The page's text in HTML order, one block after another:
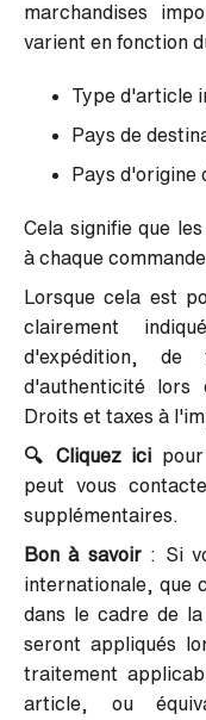
marchandises
varient en fonction
Type d'article
Pays de
Pays
Cela signifie que
à chaque
Lorsque cela est
clairement
d'expédition, de
d'authenticité lors
Droits et taxes à
🔍 Cliquez ici
peut vous
supplémentaires.
Bon à savoir: Si
internationale, que
dans le cadre de
seront appliqués
traitement
article, ou